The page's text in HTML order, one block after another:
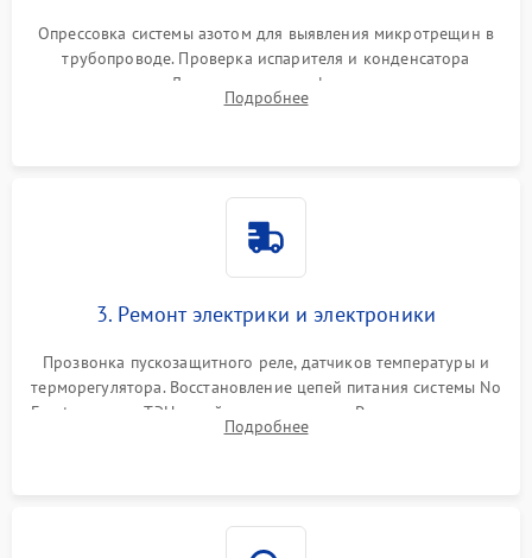
Опрессовка системы азотом для выявления микротрещин в
трубопроводе. Проверка испарителя и конденсатора
течеискателем. Демонтаж старого фильтра-осушителя и
продувка капиллярной трубки для устранения засоров.
Подробнее
3. Ремонт электрики и электроники
Прозвонка пускозащитного реле, датчиков температуры и
терморегулятора. Восстановление цепей питания системы No
Frost, включая ТЭН оттайки и вентилятор. Ремонт или замена
платы управления при сбоях алгоритмов.
Подробнее